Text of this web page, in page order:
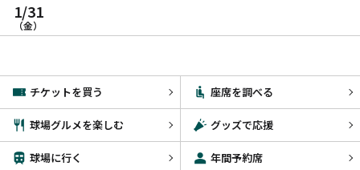
1/31
（金）
チケットを買う 座席を調べる
球場グルメを楽しむ グッズで応援
球場に行く 年間予約席